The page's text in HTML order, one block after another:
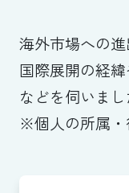
海外市場への進
国際展開の経
などを伺いまし
※個人の所属・